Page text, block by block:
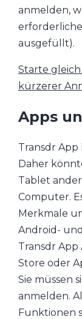
anmelden,
ausgefüllt).
Starte
kürzerer
Apps
Transdr App
Daher
Tablet
Computer.
Merkmale
Android-
Transdr App
Store oder
Sie müssen
anmelden.
Funktionen